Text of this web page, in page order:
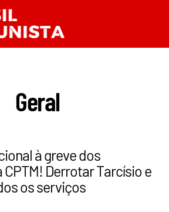
Geral
à greve dos
Derrotar Tarcísio e
os serviços